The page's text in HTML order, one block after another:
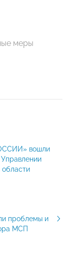
меры
вошли
проблемы и
МСП